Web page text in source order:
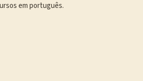
em português.